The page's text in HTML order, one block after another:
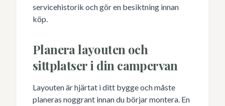
servicehistorik och gör en besiktning innan
köp.
Planera layouten och
sittplatser i din campervan
Layouten är hjärtat i ditt bygge och måste
planeras noggrant innan du börjar montera. En